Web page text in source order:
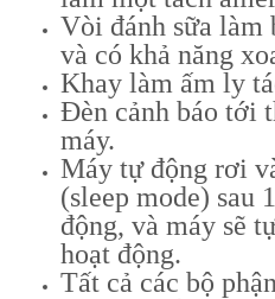
Vòi đánh sữa làm
và có khả năng
Khay làm ấm ly
Đèn cảnh báo tới
máy.
Máy tự động rơi
(sleep mode) sau
động, và máy sẽ
hoạt động.
Tất cả các bộ